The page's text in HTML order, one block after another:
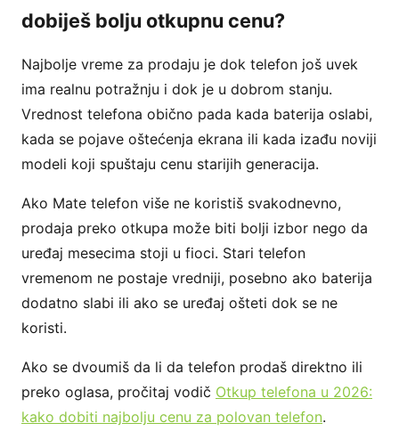
dobiješ bolju otkupnu cenu?
Najbolje vreme za prodaju je dok telefon još uvek
ima realnu potražnju i dok je u dobrom stanju.
Vrednost telefona obično pada kada baterija oslabi,
kada se pojave oštećenja ekrana ili kada izađu noviji
modeli koji spuštaju cenu starijih generacija.
Ako Mate telefon više ne koristiš svakodnevno,
prodaja preko otkupa može biti bolji izbor nego da
uređaj mesecima stoji u fioci. Stari telefon
vremenom ne postaje vredniji, posebno ako baterija
dodatno slabi ili ako se uređaj ošteti dok se ne
koristi.
Ako se dvoumiš da li da telefon prodaš direktno ili
preko oglasa, pročitaj vodič Otkup telefona u 2026:
kako dobiti najbolju cenu za polovan telefon.